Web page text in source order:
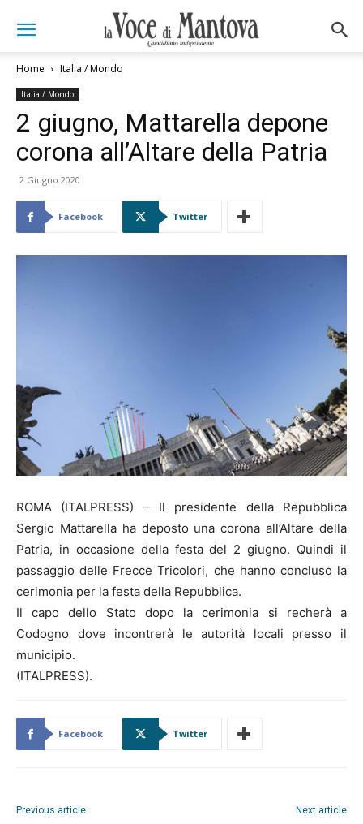
Home Italia / Mondo
Italia / Mondo
2 giugno, Mattarella depone
corona all’Altare della Patria
2 Giugno 2020
Facebook Twitter
ROMA (ITALPRESS) – Il presidente della Repubblica
Sergio Mattarella ha deposto una corona all’Altare della
Patria, in occasione della festa del 2 giugno. Quindi il
passaggio delle Frecce Tricolori, che hanno concluso la
cerimonia per la festa della Repubblica.
Il capo dello Stato dopo la cerimonia si recherà a
Codogno dove incontrerà le autorità locali presso il
municipio.
(ITALPRESS).
Facebook Twitter
Previous article Next article